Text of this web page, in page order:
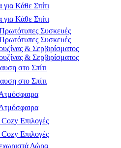
Κάθε Σπίτι
Κάθε Σπίτι
Συσκευές
Συσκευές
& Σερβιρίσματος
& Σερβιρίσματος
στο Σπίτι
στο Σπίτι
Επιλογές
Επιλογές
Δώρα